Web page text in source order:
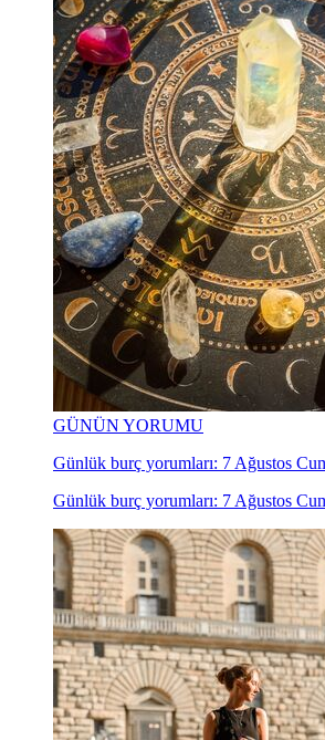
GÜNÜN YORUMU
Günlük burç yorumları: 7 Ağustos
Günlük burç yorumları: 7 Ağustos